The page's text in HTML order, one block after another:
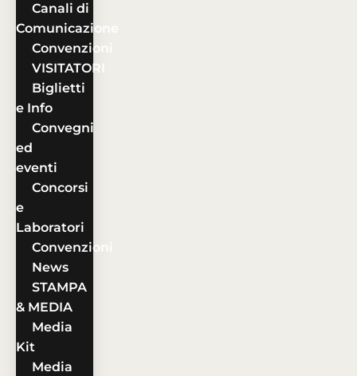
Canali di
Comunicazione
Convenzioni
VISITATORI
Biglietti
e Info
Convegni
ed
eventi
Concorsi
e
Laboratori
Convenzioni
News
STAMPA
& MEDIA
Media
Kit
Media